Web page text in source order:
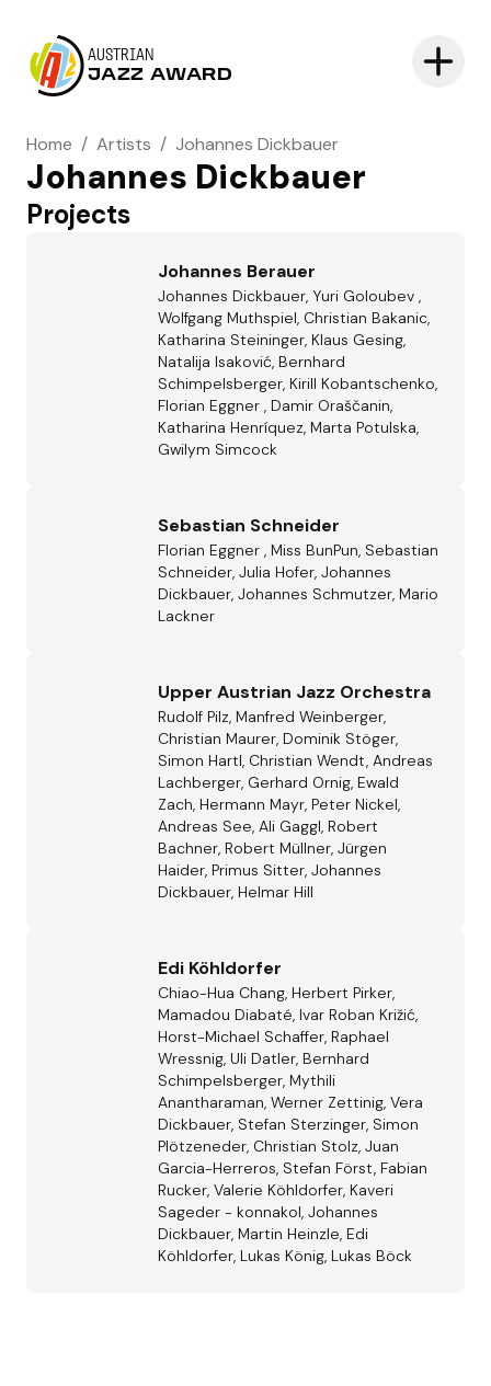
AUSTRIAN
JAZZ AWARD
Home / Artists / Johannes Dickbauer
Johannes Dickbauer
Projects
Johannes Berauer
Johannes Dickbauer, Yuri Goloubev ,
Wolfgang Muthspiel, Christian Bakanic,
Katharina Steininger, Klaus Gesing,
Natalija Isaković, Bernhard
Schimpelsberger, Kirill Kobantschenko,
Florian Eggner , Damir Oraščanin,
Katharina Henríquez, Marta Potulska,
Gwilym Simcock
Sebastian Schneider
Florian Eggner , Miss BunPun, Sebastian
Schneider, Julia Hofer, Johannes
Dickbauer, Johannes Schmutzer, Mario
Lackner
Upper Austrian Jazz Orchestra
Rudolf Pilz, Manfred Weinberger,
Christian Maurer, Dominik Stöger,
Simon Hartl, Christian Wendt, Andreas
Lachberger, Gerhard Ornig, Ewald
Zach, Hermann Mayr, Peter Nickel,
Andreas See, Ali Gaggl, Robert
Bachner, Robert Müllner, Jürgen
Haider, Primus Sitter, Johannes
Dickbauer, Helmar Hill
Edi Köhldorfer
Chiao-Hua Chang, Herbert Pirker,
Mamadou Diabaté, Ivar Roban Križić,
Horst-Michael Schaffer, Raphael
Wressnig, Uli Datler, Bernhard
Schimpelsberger, Mythili
Anantharaman, Werner Zettinig, Vera
Dickbauer, Stefan Sterzinger, Simon
Plötzeneder, Christian Stolz, Juan
Garcia-Herreros, Stefan Först, Fabian
Rucker, Valerie Köhldorfer, Kaveri
Sageder - konnakol, Johannes
Dickbauer, Martin Heinzle, Edi
Köhldorfer, Lukas König, Lukas Böck